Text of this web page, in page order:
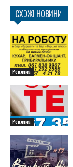
СХОЖІ НОВИНИ
Реклама
Реклама